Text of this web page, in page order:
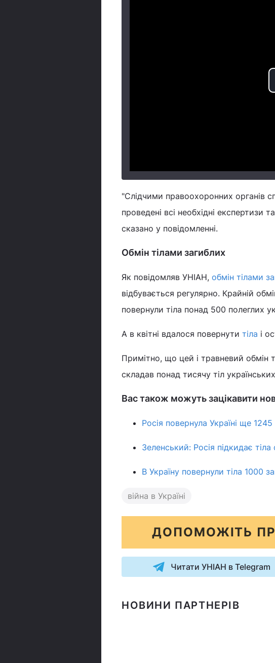
"Слідчими правоохоронних органів
проведені всі необхідні експертизи
сказано у повідомленні.
Обмін тілами загиблих
Як повідомляв УНІАН, обмін тілами
відбувається регулярно. Крайній
повернули тіла понад 500 полеглих
А в квітні вдалося повернути тіла і
Примітно, що цей і травневий обмін
складав понад тисячу тіл
Вас також можуть зацікавити
Росія повернула Україні ще
Зеленський: Росія підкидає
В Україну повернули тіла 1000
війна в Україні
ДОПОМОЖІТЬ
Читати УНІАН в Telegram
НОВИНИ ПАРТНЕРІВ